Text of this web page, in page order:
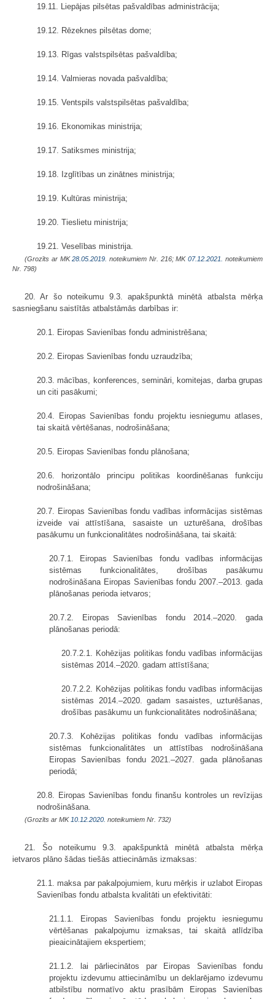
19.11. Liepājas pilsētas pašvaldības administrācija;
19.12. Rēzeknes pilsētas dome;
19.13. Rīgas valstspilsētas pašvaldība;
19.14. Valmieras novada pašvaldība;
19.15. Ventspils valstspilsētas pašvaldība;
19.16. Ekonomikas ministrija;
19.17. Satiksmes ministrija;
19.18. Izglītības un zinātnes ministrija;
19.19. Kultūras ministrija;
19.20. Tieslietu ministrija;
19.21. Veselības ministrija.
(Grozīts ar MK28.05.2019. noteikumiem Nr. 216; MK07.12.2021.
noteikumiem
Nr. 798)
20. Ar šo noteikumu 9.3. apakšpunktā minētā atbalsta mērķa
sasniegšanu saistītās atbalstāmās darbības ir:
20.1. Eiropas Savienības fondu administrēšana;
20.2. Eiropas Savienības fondu uzraudzība;
20.3. mācības, konferences, semināri, komitejas, darba grupas
un citi pasākumi;
20.4. Eiropas Savienības fondu projektu iesniegumu atlases,
tai skaitā vērtēšanas, nodrošināšana;
20.5. Eiropas Savienības fondu plānošana;
20.6. horizontālo principu politikas koordinēšanas funkciju
nodrošināšana;
20.7. Eiropas Savienības fondu vadības informācijas sistēmas
izveide vai attīstīšana, sasaiste un uzturēšana, drošības
pasākumu un funkcionalitātes nodrošināšana, tai skaitā:
20.7.1. Eiropas Savienības fondu vadības informācijas
sistēmas funkcionalitātes, drošības pasākumu
nodrošināšana Eiropas Savienības fondu 2007.–2013. gada
plānošanas perioda ietvaros;
20.7.2. Eiropas Savienības fondu 2014.–2020. gada
plānošanas periodā:
20.7.2.1. Kohēzijas politikas fondu vadības informācijas
sistēmas 2014.–2020. gadam attīstīšana;
20.7.2.2. Kohēzijas politikas fondu vadības informācijas
sistēmas 2014.–2020. gadam sasaistes, uzturēšanas,
drošības pasākumu un funkcionalitātes nodrošināšana;
20.7.3. Kohēzijas politikas fondu vadības informācijas
sistēmas funkcionalitātes un attīstības nodrošināšana
Eiropas Savienības fondu 2021.–2027. gada plānošanas
periodā;
20.8. Eiropas Savienības fondu finanšu kontroles un revīzijas
nodrošināšana.
(Grozīts ar MK 10.12.2020. noteikumiem Nr. 732)
21. Šo noteikumu 9.3. apakšpunktā minētā atbalsta mērķa
ietvaros plāno šādas tiešās attiecināmās izmaksas:
21.1. maksa par pakalpojumiem, kuru mērķis ir uzlabot Eiropas
Savienības fondu atbalsta kvalitāti un efektivitāti:
21.1.1. Eiropas Savienības fondu projektu iesniegumu
vērtēšanas pakalpojumu izmaksas, tai skaitā atlīdzība
pieaicinātajiem ekspertiem;
21.1.2. lai pārliecinātos par Eiropas Savienības fondu
projektu izdevumu attiecināmību un deklarējamo izdevumu
atbilstību normatīvo aktu prasībām Eiropas Savienības